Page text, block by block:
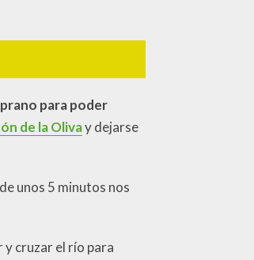
para poder
de la Olivay dejarse
unos 5 minutos nos
y cruzar el río para